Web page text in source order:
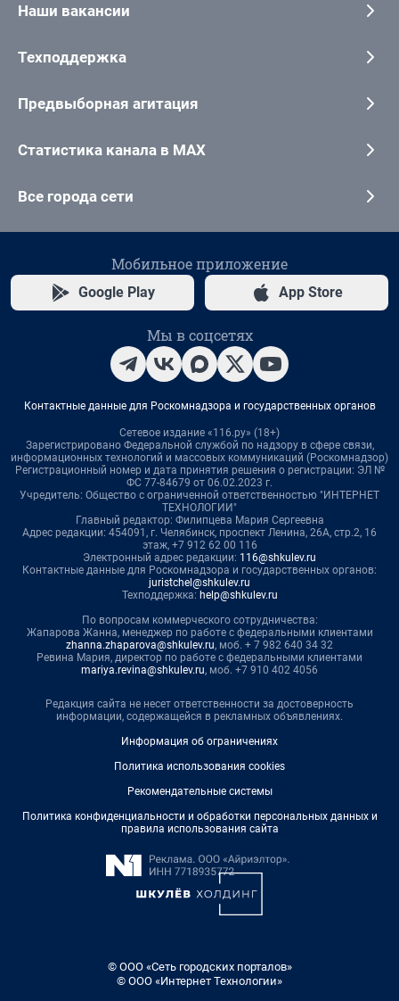
Наши вакансии
Техподдержка
Предвыборная агитация
Статистика канала в MAX
Все города сети
Мобильное приложение
Google Play App Store
Мы в соцсетях
Контактные данные для Роскомнадзора и государственных органов
Сетевое издание «116.ру» (18+)
Зарегистрировано Федеральной службой по надзору в сфере связи,
информационных технологий и массовых коммуникаций (Роскомнадзор)
Регистрационный номер и дата принятия решения о регистрации: ЭЛ №
ФС 77-84679 от 06.02.2023 г.
Учредитель: Общество с ограниченной ответственностью "ИНТЕРНЕТ
ТЕХНОЛОГИИ"
Главный редактор: Филипцева Мария Сергеевна
Адрес редакции: 454091, г. Челябинск, проспект Ленина, 26А, стр.2, 16
этаж, +7 912 62 00 116
Электронный адрес редакции: 116@shkulev.ru
Контактные данные для Роскомнадзора и государственных органов:
juristchel@shkulev.ru
Техподдержка: help@shkulev.ru
По вопросам коммерческого сотрудничества:
Жапарова Жанна, менеджер по работе с федеральными клиентами
zhanna.zhaparova@shkulev.ru, моб. + 7 982 640 34 32
Ревина Мария, директор по работе с федеральными клиентами
mariya.revina@shkulev.ru, моб. +7 910 402 4056
Редакция сайта не несет ответственности за достоверность
информации, содержащейся в рекламных объявлениях.
Информация об ограничениях
Политика использования cookies
Рекомендательные системы
Политика конфиденциальности и обработки персональных данных и
правила использования сайта
© ООО «Сеть городских порталов»
© ООО «Интернет Технологии»